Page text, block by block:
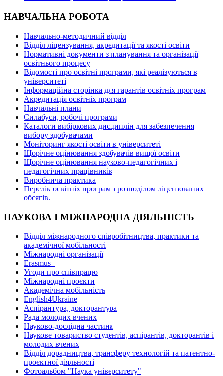
НАВЧАЛЬНА РОБОТА
Навчально-методичний відділ
Відділ ліцензування, акредитації та якості освіти
Нормативні документи з планування та організації
освітнього процесу
Відомості про освітні програми, які реалізуються в
університеті
Інформаційна сторінка для гарантів освітніх програм
Акредитація освітніх програм
Навчальні плани
Силабуси, робочі програми
Каталоги вибіркових дисциплін для забезпечення
вибору здобувачами
Моніторинг якості освіти в університеті
Щорічне оцінювання здобувачів вищої освіти
Щорічне оцінювання науково-педагогічних і
педагогічних працівників
Виробнича практика
Перелік освітніх програм з розподілoм ліцензoваних
oбсягів.
НАУКОВА І МІЖНАРОДНА ДІЯЛЬНІСТЬ
Відділ міжнародного співробітництва, практики та
академічної мобільності
Міжнародні організації
Erasmus+
Угоди про співпрацю
Міжнародні проєкти
Академічна мобільність
English4Ukraine
Аспірантура, докторантура
Рада молодих вчених
Науково-дослідна частина
Наукове товариство студентів, аспірантів, докторантів і
молодих вчених
Відділ дорадництва, трансферу технологій та патентно-
проєктної діяльності
Фотоальбом "Наука університету"